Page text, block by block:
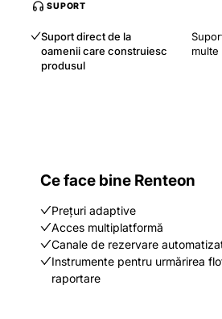
SUPORT
Suport direct de la
oamenii care construiesc
produsul
multe
Ce face bine Renteon
Prețuri adaptive
Acces multiplatformă
Canale de rezervare
Instrumente pentru urmărirea
raportare